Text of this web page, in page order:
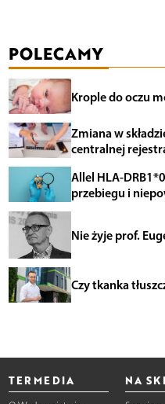
POLECAMY
Krople do oczu
Zmiana w
centralnej
Allel HLA-
przebiegu i
Nie żyje prof.
Czy tkanka
TERMEDIA NA